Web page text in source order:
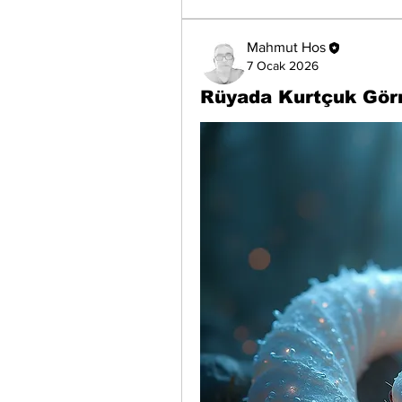
Mahmut Hos
7 Ocak 2026
Rüyada Kurtçuk